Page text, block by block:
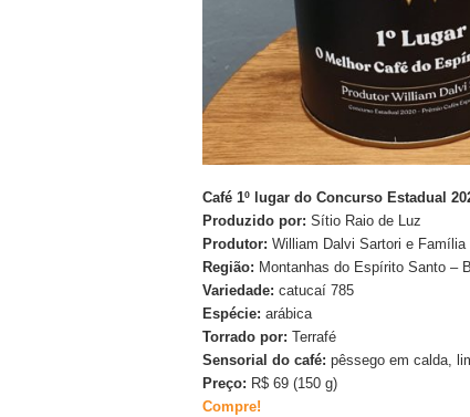
Café 1º lugar do Concurso Estadual
Produzido por: Sítio Raio de Luz
Produtor: William Dalvi Sartori e Família
Região: Montanhas do Espírito Santo –
Variedade: catucaí 785
Espécie: arábica
Torrado por: Terrafé
Sensorial do café: pêssego em calda,
Preço: R$ 69 (150 g)
Compre!